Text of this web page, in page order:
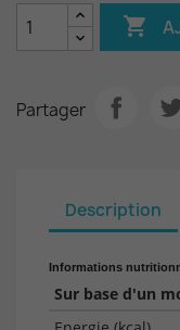

Partager
Description
Informations
Sur base d'un